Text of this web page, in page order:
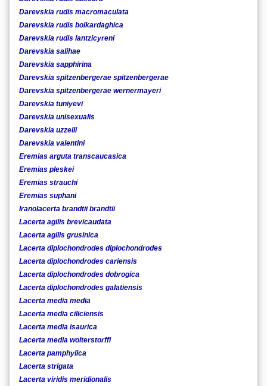
Darevskia rudis macromaculata
Darevskia rudis bolkardaghica
Darevskia rudis lantzicyreni
Darevskia salihae
Darevskia sapphirina
Darevskia spitzenbergerae spitzenbergerae
Darevskia spitzenbergerae wernermayeri
Darevskia tuniyevi
Darevskia unisexualis
Darevskia uzzelli
Darevskia valentini
Eremias arguta transcaucasica
Eremias pleskei
Eremias strauchi
Eremias suphani
Iranolacerta brandtii brandtii
Lacerta agilis brevicaudata
Lacerta agilis grusinica
Lacerta diplochondrodes diplochondrodes
Lacerta diplochondrodes cariensis
Lacerta diplochondrodes dobrogica
Lacerta diplochondrodes galatiensis
Lacerta media media
Lacerta media ciliciensis
Lacerta media isaurica
Lacerta media wolterstorffi
Lacerta pamphylica
Lacerta strigata
Lacerta viridis meridionalis